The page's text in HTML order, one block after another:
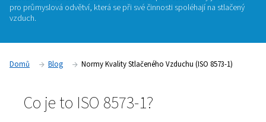
Ve světě systémů stlačeného vzduchu hraje kvalita
Tento blogový příspěvek se zaměřuje na normu ISO 8573-
pro průmyslová odvětví, která se při své činnosti spoléhají